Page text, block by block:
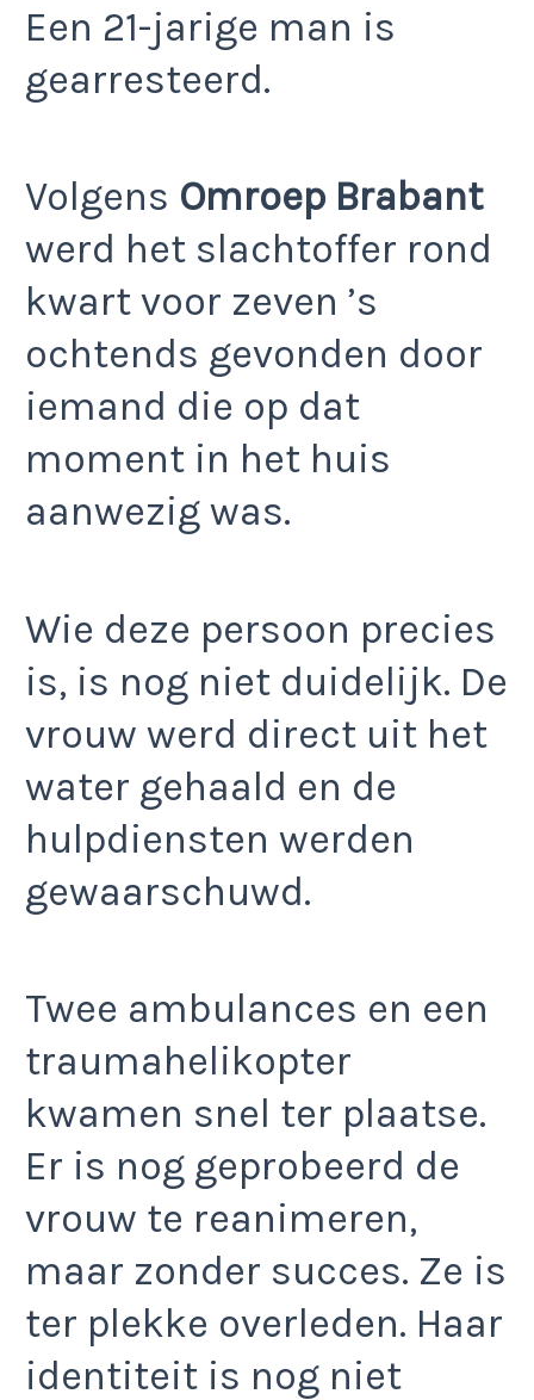
Een 21-jarige man is
gearresteerd.
Volgens Omroep Brabant
werd het slachtoffer rond
kwart voor zeven ’s
ochtends gevonden door
iemand die op dat
moment in het huis
aanwezig was.
Wie deze persoon precies
is, is nog niet duidelijk. De
vrouw werd direct uit het
water gehaald en de
hulpdiensten werden
gewaarschuwd.
Twee ambulances en een
traumahelikopter
kwamen snel ter plaatse.
Er is nog geprobeerd de
vrouw te reanimeren,
maar zonder succes. Ze is
ter plekke overleden. Haar
identiteit is nog niet